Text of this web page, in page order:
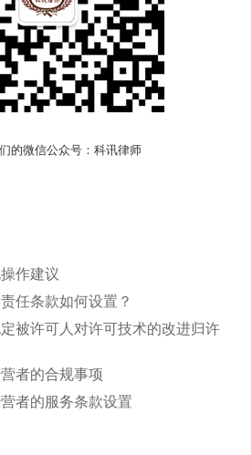
的微信公众号：科讯律师
作建议
任条款如何设置？
被许可人对许可技术的改进归许
者的合规事项
者的服务条款设置